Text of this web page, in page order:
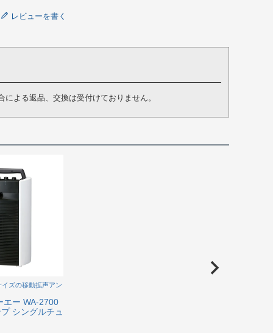
レビューを書く
よる返品、交換は受付けておりません。
ズの移動拡声アン
エー WA-2700
シングルチュ